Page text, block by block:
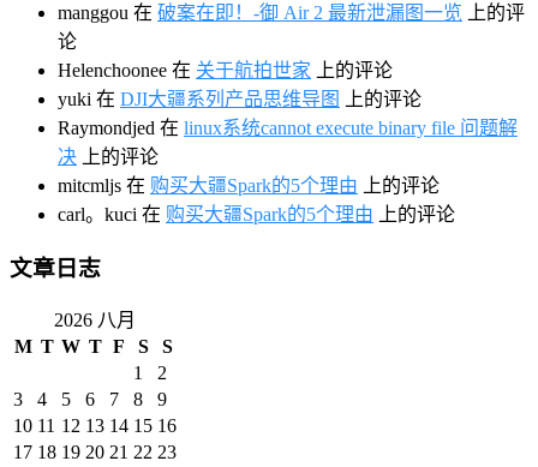
manggou 在 破案在即！-御 Air 2 最新泄漏图一览 上的评
论
Helenchoonee 在 关于航拍世家 上的评论
yuki 在 DJI大疆系列产品思维导图
上的评论
Raymondjed 在 linux系统cannot execute binary file 问题解
决 上的评论
mitcmljs 在 购买大疆Spark的5个理由 上的评论
carl。kuci 在 购买大疆Spark的5个理由 上的评论
文章日志
2026 八月
M T W T F S S
1
2
3
4 5 6 7 8
9
10 11 12 13 14 15 16
17 18 19 20 21 22 23